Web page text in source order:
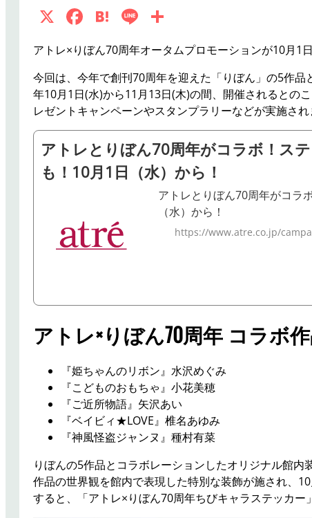
X F
a
c
e
b
o
o
k
H
at
e
n
a
Li
n
e
有
アトレ×りぼん70周年オータムプロモーションが10月1
今回は、今年で創刊70周年を迎えた「りぼん」の5作
年10月1日(水)から11月13日(木)の間、開催されるとの
レゼントキャンペーンやスタンプラリーなどが実施され
アトレとりぼん70周年がコラボ！ス
も！10月1日（水）から！
アトレとりぼん70周年がコラ
（水）から！
https://www.atre.co.jp/
アトレ×りぼん70周年 コラボ
『姫ちゃんのリボン』水沢めぐみ
『こどものおもちゃ』小花美穂
『ご近所物語』矢沢あい
『ベイビィ★LOVE』椎名あゆみ
『神風怪盗ジャンヌ』種村有菜
りぼんの5作品とコラボレーションしたオリジナル館
作品の世界観を館内で表現した特別な装飾が施され、
すると、「アトレ×りぼん70周年ちびキャラステッカー